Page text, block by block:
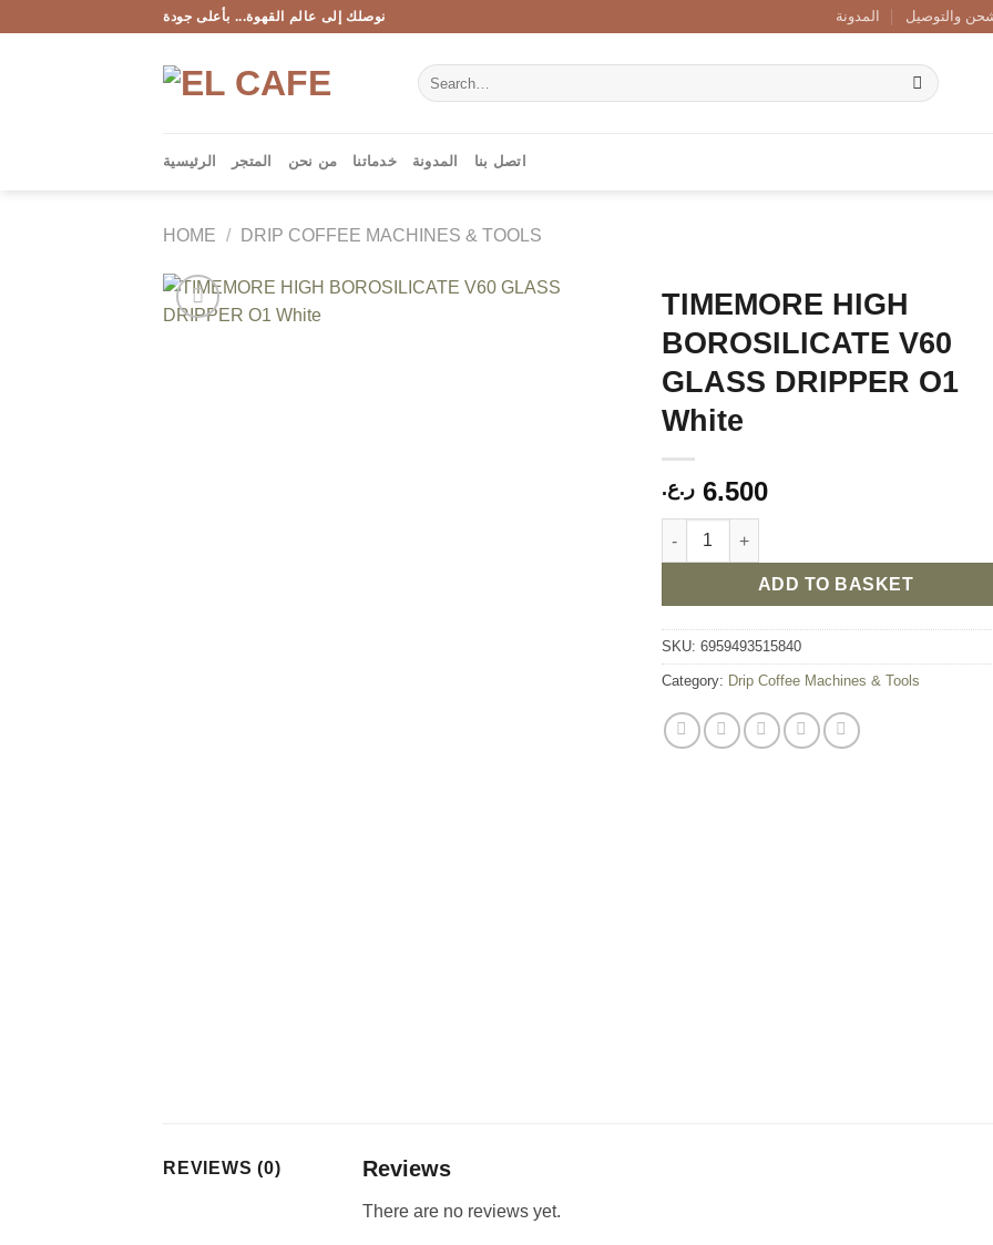
نوصلك إلى عالم القهوة... بأعلى جودة المدونة والتوصيل
Search
for:
الرئيسية المتجر من نحن خدماتنا المدونة اتصل بنا
HOME / DRIP COFFEE MACHINES & TOOLS
TIMEMORE HIGH
BOROSILICATE V60
GLASS DRIPPER O1
White
6.500 ر.ع.
TIMEMORE HIGH BOROSILICATE V60
ADD TO BASKET
SKU: 6959493515840
Category: Drip Coffee Machines & Tools
REVIEWS (0) Reviews
There are no reviews yet.